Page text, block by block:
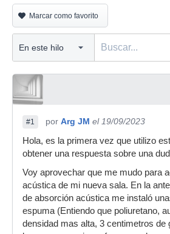
Marcar como favorito
#1 por Arg JM el 19/09/2023
Hola, es la primera vez que utilizo
obtener una respuesta sobre una
Voy aprovechar que me mudo para
acústica de mi nueva sala. En la
de absorción acústica me instaló
espuma (Entiendo que poliuretano,
densidad mas alta, 3 centimetros de